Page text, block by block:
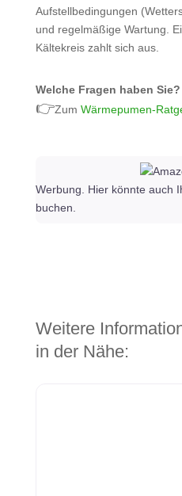
Aufstellbedingungen
und regelmäßige Wartung.
Kältekreis zahlt sich aus.
Welche Fragen haben Sie?
👉Zum Wärmepumen-
Werbung. Hier könnte auch
buchen.
Weitere
in der Nähe: